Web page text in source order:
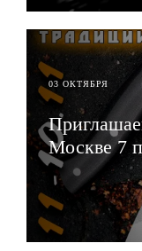
03 ОКТЯБРЯ
Москве 7
ЧИТАТЬ